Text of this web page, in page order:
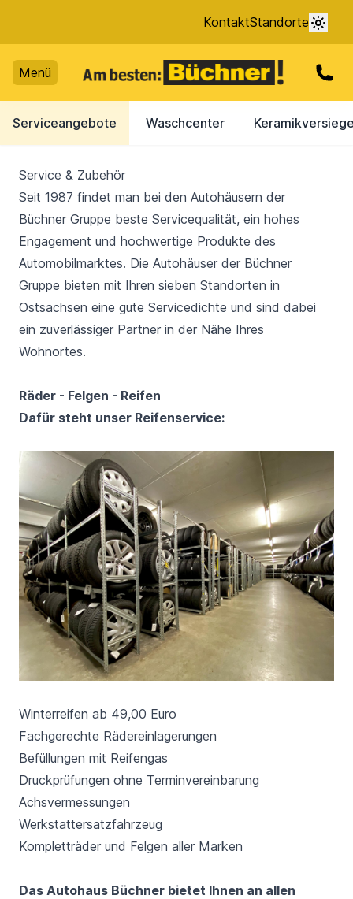
KontaktStandorte
Menü
Serviceangebote Waschcenter
Service & Zubehör
Seit 1987 findet man bei den Autohäusern der
Büchner Gruppe beste Servicequalität, ein hohes
Engagement und hochwertige Produkte des
Automobilmarktes. Die Autohäuser der Büchner
Gruppe bieten mit Ihren sieben Standorten in
Ostsachsen eine gute Servicedichte und sind dabei
ein zuverlässiger Partner in der Nähe Ihres
Wohnortes.
Räder - Felgen - Reifen
Dafür steht unser Reifenservice:
Winterreifen ab 49,00 Euro
Fachgerechte Rädereinlagerungen
Befüllungen mit Reifengas
Druckprüfungen ohne Terminvereinbarung
Achsvermessungen
Werkstattersatzfahrzeug
Kompletträder und Felgen aller Marken
Das Autohaus Büchner bietet Ihnen an allen